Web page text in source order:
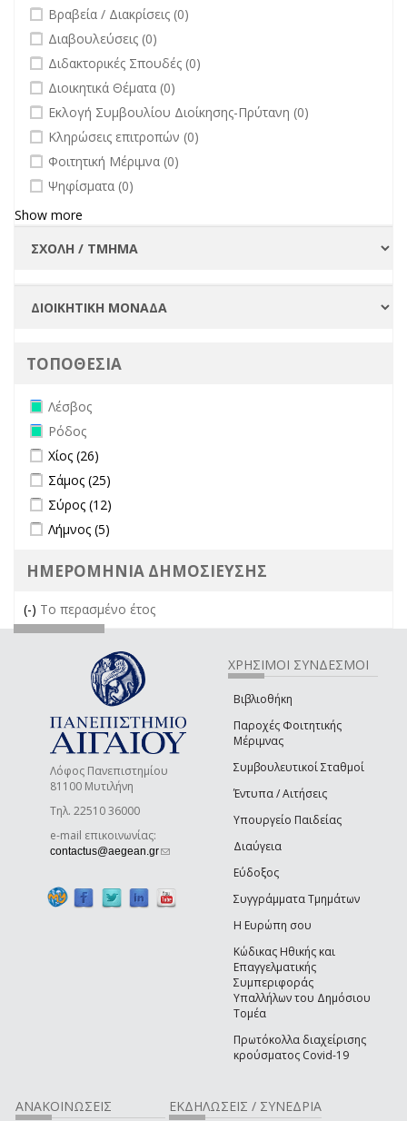
undefined
Βραβεία / Διακρίσεις (0)
undefined
Διαβουλεύσεις (0)
undefined
Διδακτορικές Σπουδές (0)
undefined
Διοικητικά Θέματα (0)
undefined
Εκλογή Συμβουλίου Διοίκησης-Πρύτανη (0)
undefined
Κληρώσεις επιτροπών (0)
undefined
Φοιτητική Μέριμνα (0)
undefined
Ψηφίσματα (0)
Show more
ΤΟΠΟΘΕΣΙΑ
Remove Λέσβος filter
Λέσβος
Remove Ρόδος filter
Ρόδος
Apply Χίος filter
Χίος (26)
Apply Σάμος filter
Σάμος (25)
Apply Σύρος filter
Σύρος (12)
Apply Λήμνος filter
Λήμνος (5)
ΗΜΕΡΟΜΗΝΙΑ ΔΗΜΟΣΙΕΥΣΗΣ
(-) Remove Το περασμένο έτος filter
Το περασμένο έτος
Λόφος Πανεπιστημίου
81100 Μυτιλήνη
Τηλ. 22510 36000
e-mail επικοινωνίας:
contactus@aegean.gr(link sends e-mail)
ΧΡΗΣΙΜΟΙ ΣΥΝΔΕΣΜΟΙ
Βιβλιοθήκη
Παροχές Φοιτητικής
Μέριμνας
Συμβουλευτικοί Σταθμοί
Έντυπα / Αιτήσεις
Υπουργείο Παιδείας
Διαύγεια
Εύδοξος
Συγγράμματα Τμημάτων
Η Ευρώπη σου
Κώδικας Ηθικής και
Επαγγελματικής
Συμπεριφοράς
Υπαλλήλων του Δημόσιου
Τομέα
Πρωτόκολλα διαχείρισης
κρούσματος Covid-19
ΑΝΑΚΟΙΝΩΣΕΙΣ ΕΚΔΗΛΩΣΕΙΣ / ΣΥΝΕΔΡΙΑ